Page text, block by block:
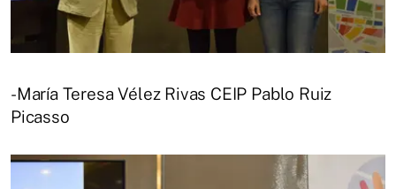
-María Teresa Vélez Rivas CEIP Pablo Ruiz
Picasso